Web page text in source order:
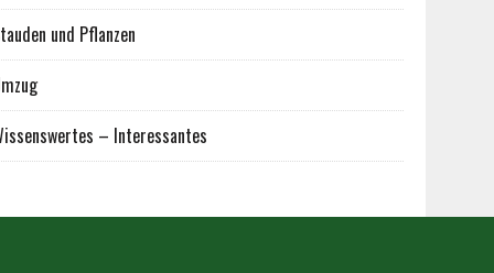
und Pflanzen
– Interessantes